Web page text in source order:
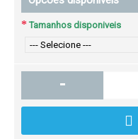
Tamanhos disponiveis
-